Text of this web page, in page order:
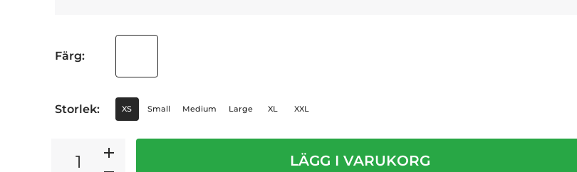
Färg:
Storlek: XS Small Medium Large XL XXL
LÄGG I VARUKORG